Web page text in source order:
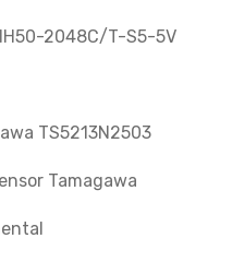
2048C/T-S5-5V
TS5213N2503
Tamagawa